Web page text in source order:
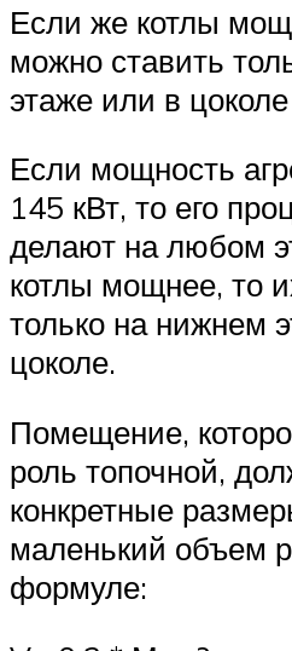
Если же котлы
можно ставить
этаже или в цоколе
Если мощность
145 кВт, то его
делают на любом
котлы мощнее, то
только на нижнем
цоколе.
Помещение,
роль топочной,
конкретные
маленький объем
формуле: